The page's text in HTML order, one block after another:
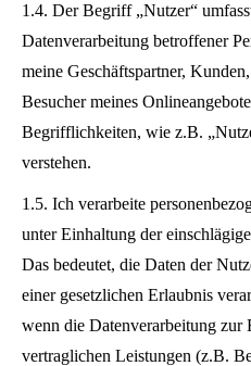
1.4. Der Begriff „Nutzer“
Datenverarbeitung betroffener
meine Geschäftspartner,
Besucher meines
Begrifflichkeiten, wie z.B.
verstehen.
1.5. Ich verarbeite
unter Einhaltung der
Das bedeutet, die Daten der
einer gesetzlichen Erlaubnis
wenn die Datenverarbeitung zur
vertraglichen Leistungen (z.B.